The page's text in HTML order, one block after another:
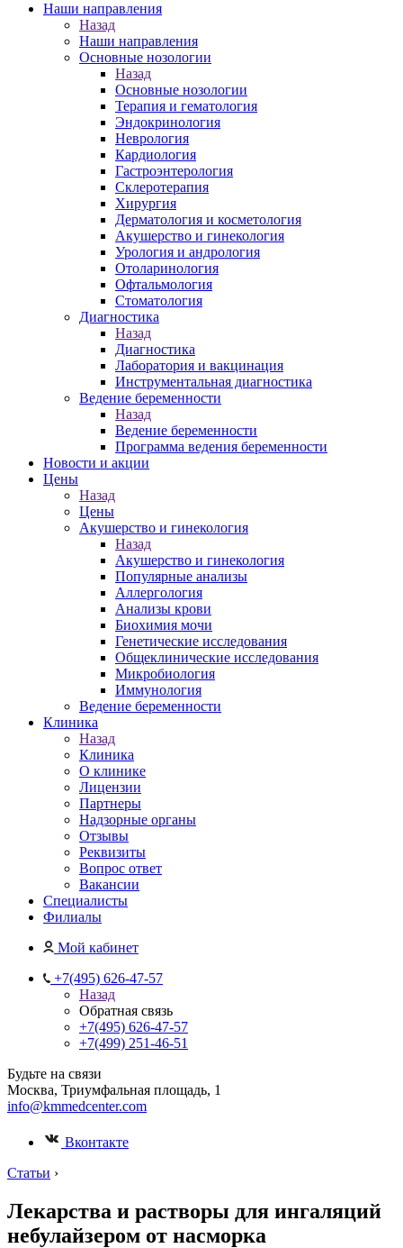
Наши направления
Назад
Наши направления
Основные нозологии
Назад
Основные нозологии
Терапия и гематология
Эндокринология
Неврология
Кардиология
Гастроэнтерология
Склеротерапия
Хирургия
Дерматология и косметология
Акушерство и гинекология
Урология и андрология
Отоларинология
Офтальмология
Стоматология
Диагностика
Назад
Диагностика
Лаборатория и вакцинация
Инструментальная диагностика
Ведение беременности
Назад
Ведение беременности
Программа ведения беременности
Новости и акции
Цены
Назад
Цены
Акушерство и гинекология
Назад
Акушерство и гинекология
Популярные анализы
Аллергология
Анализы крови
Биохимия мочи
Генетические исследования
Общеклинические исследования
Микробиология
Иммунология
Ведение беременности
Клиника
Назад
Клиника
О клинике
Лицензии
Партнеры
Надзорные органы
Отзывы
Реквизиты
Вопрос ответ
Вакансии
Специалисты
Филиалы
Мой кабинет
+7(495) 626-47-57
Назад
Обратная связь
+7(495) 626-47-57
+7(499) 251-46-51
Будьте на связи
Москва, Триумфальная площадь, 1
info@kmmedcenter.com
Вконтакте
Статьи ›
Лекарства и растворы для ингаляций
небулайзером от насморка